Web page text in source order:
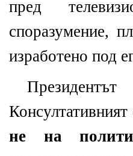
пред
споразумение,
изработено под
не на